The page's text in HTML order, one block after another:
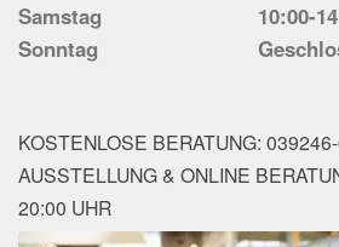
Samstag
10:00-
Sonntag
KOSTENLOSE BERATUNG:
AUSSTELLUNG & ONLINE
20:00 UHR